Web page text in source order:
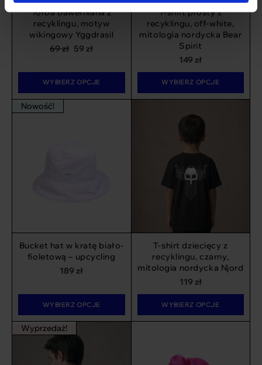
Torba bawełniana z
recyklingu, motyw
wikingowy Yggdrasil
69zł Pierwotna
wynosiła:
69 zł.
59 złAktualna
wynosi:
59 zł.
WYBIERZ OPCJE
T-shirt prosty z
recyklingu, off-white,
mitologia nordycka Bear
Spirit
149 zł
WYBIERZ OPCJE
Nowość!
Bucket hat w kratę biało-
fioletową – upcycling
189 zł
WYBIERZ OPCJE
T-shirt dziecięcy z
recyklingu, czarny,
mitologia nordycka Njord
119 zł
WYBIERZ OPCJE
Wyprzedaż!